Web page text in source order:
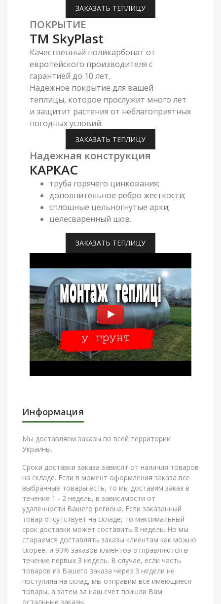
ЗАКАЗАТЬ ТЕПЛИЦУ
ПОКРЫТИЕ
ТМ SkyPlast
Качественный поликарбонат от
европейского производителя с
гарантией до 10 лет.
Надежное покрытие для вашей
теплицы, которое прослужит много лет
и защитит растения от неблагоприятных
погодных условий.
ЗАКАЗАТЬ ТЕПЛИЦУ
Надежная конструкция
КАРКАС
труба горячего цинкования;
дополнительное ребро жесткости;
сплошные цельногнутые арки;
целесваренный шов.
ЗАКАЗАТЬ ТЕПЛИЦУ
Информация
Мы доставляем заказы по всей территории
Украины.
Сроки доставки заказа зависят от наличия товаров
на складе. Если в момент оформления заказа все
выбранные товары есть, то мы доставим заказ в
течение 1 - 2 недель, в зависимости от
удаленности Вашего региона. Если заказанный
товар отсутствует на складе, то максимальный
срок доставки может составить 8 недель. Но мы
стараемся доставлять заказы клиентам как можно
скорее, и 90% заказов клиентов отправляются в
течение первых 3 недель. В случае, если часть
товаров из Вашего заказа через 3 недели не
поступила на склад, мы отправим все имеющиеся
товары, а затем за наш счет пришли Вам
остальные заказы.